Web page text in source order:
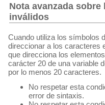
Nota avanzada
inválidos
Cuando utiliza los símbolos
direccionar a los caracteres
que direcciona los
carácter 20 de una variable
por lo menos 20 caracteres.
No respetar esta
error de sintaxis.